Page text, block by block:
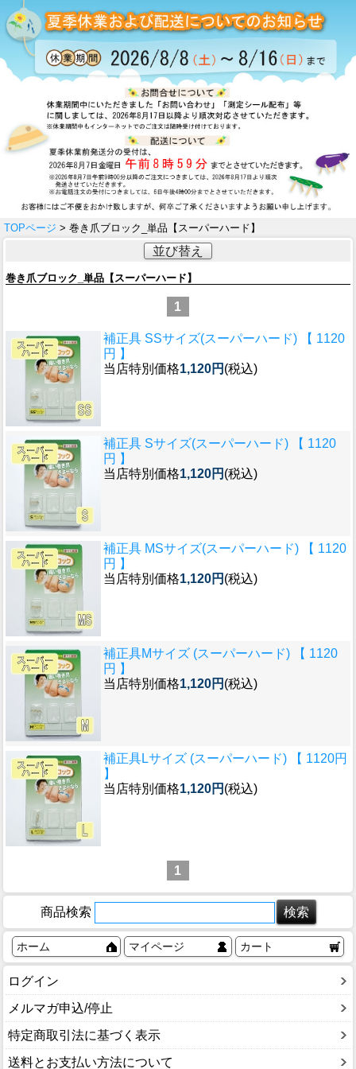
TOPページ > 巻き爪ブロック_単品【スーパーハード】
並び替え
巻き爪ブロック_単品【スーパーハード】
1
補正具 SSサイズ(スーパーハード) 【 1120
円 】
当店特別価格1,120円 (税込)
補正具 Sサイズ(スーパーハード) 【 1120
円 】
当店特別価格1,120円 (税込)
補正具 MSサイズ(スーパーハード) 【 1120
円 】
当店特別価格1,120円 (税込)
補正具Mサイズ (スーパーハード) 【 1120
円 】
当店特別価格1,120円 (税込)
補正具Lサイズ (スーパーハード) 【 1120円
】
当店特別価格1,120円 (税込)
1
商品検索
ホーム マイページ カート
ログイン
メルマガ申込/停止
特定商取引法に基づく表示
送料とお支払い方法について